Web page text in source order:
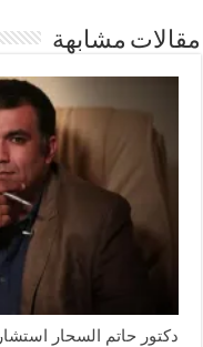
مقالات مشابهة
دكتور حاتم السحار